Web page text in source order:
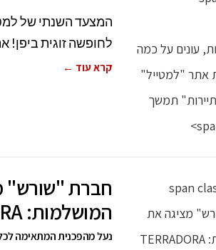
לחופשה זוגית
קרא עוד ←
חברת "שורש"
המושלמות: TERRADORA מבית KEEN
נעל מהפכנית המתאימה לכל